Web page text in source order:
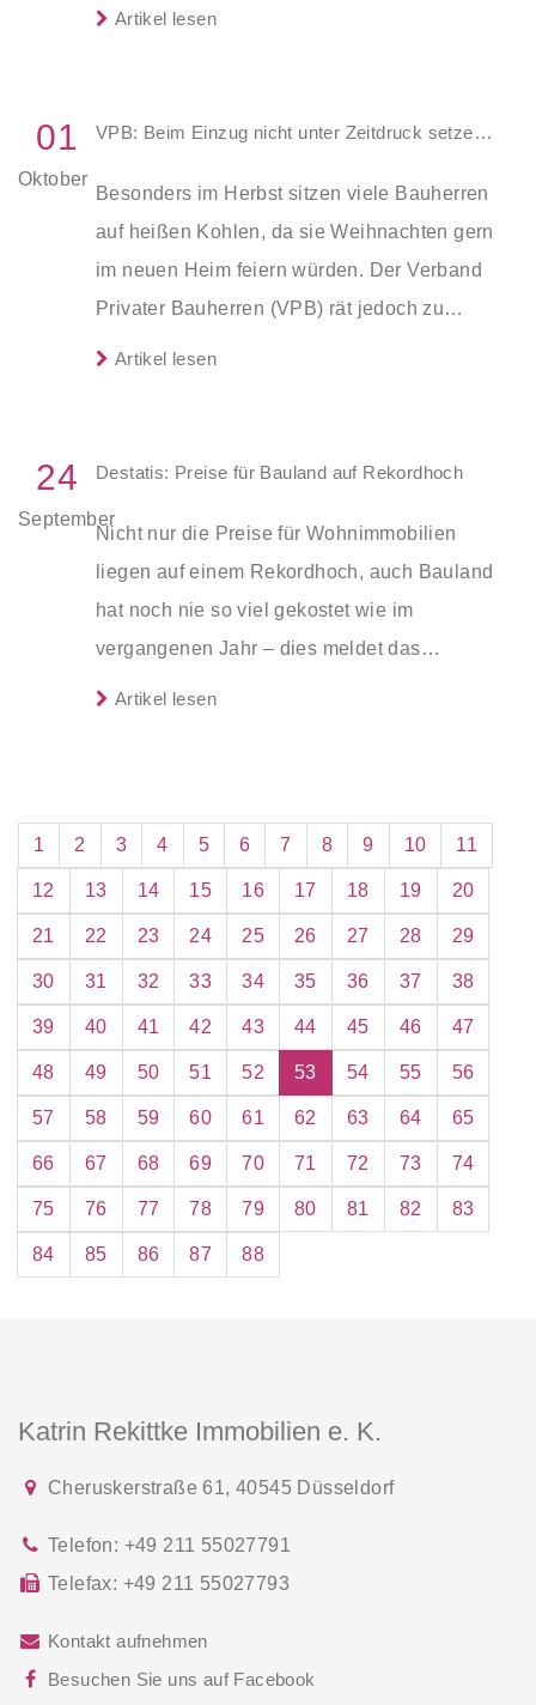
beziehen – der Vermieter fordert
Artikel lesen
01
Oktober
VPB: Beim Einzug nicht unter Zeitdruck setzen lassen
Besonders im Herbst sitzen viele Bauherren
auf heißen Kohlen, da sie Weihnachten gern
im neuen Heim feiern würden. Der Verband
Privater Bauherren (VPB) rät jedoch zu
besonnenem Verhalten und warnt vor
Artikel lesen
24
September
Destatis: Preise für Bauland auf Rekordhoch
Nicht nur die Preise für Wohnimmobilien
liegen auf einem Rekordhoch, auch Bauland
hat noch nie so viel gekostet wie im
vergangenen Jahr – dies meldet das
Statistische Bundesamt (Destatis).
Artikel lesen
1 2 3 4 5 6 7 8 9 10 11
12 13 14 15 16 17 18 19 20
21 22 23 24 25 26 27 28 29
30 31 32 33 34 35 36 37 38
39 40 41 42 43 44 45 46 47
48 49 50 51 52 53 54 55 56
57 58 59 60 61 62 63 64 65
66 67 68 69 70 71 72 73 74
75 76 77 78 79 80 81 82 83
84 85 86 87 88
Katrin Rekittke Immobilien e. K.
Cheruskerstraße 61, 40545 Düsseldorf
Telefon: +49 211 55027791
Telefax: +49 211 55027793
Kontakt aufnehmen
Besuchen Sie uns auf Facebook